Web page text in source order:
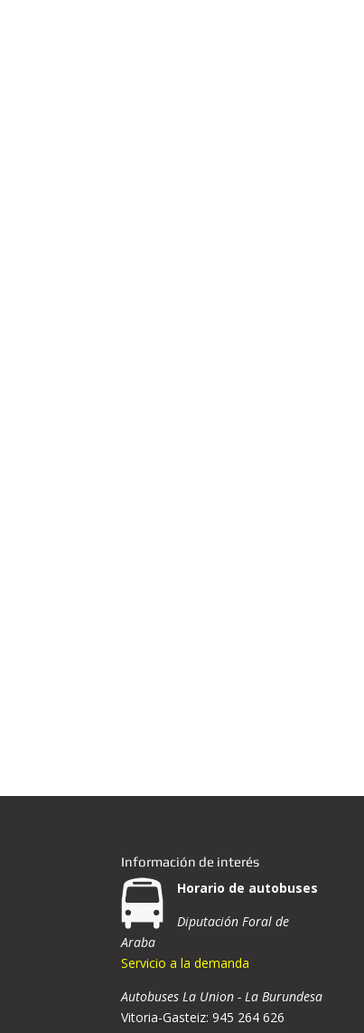
Información de interés
Horario de autobuses
Diputación Foral de
Araba
Servicio a la demanda
Autobuses La Union - La Burundesa
Vitoria-Gasteiz: 945 264 626